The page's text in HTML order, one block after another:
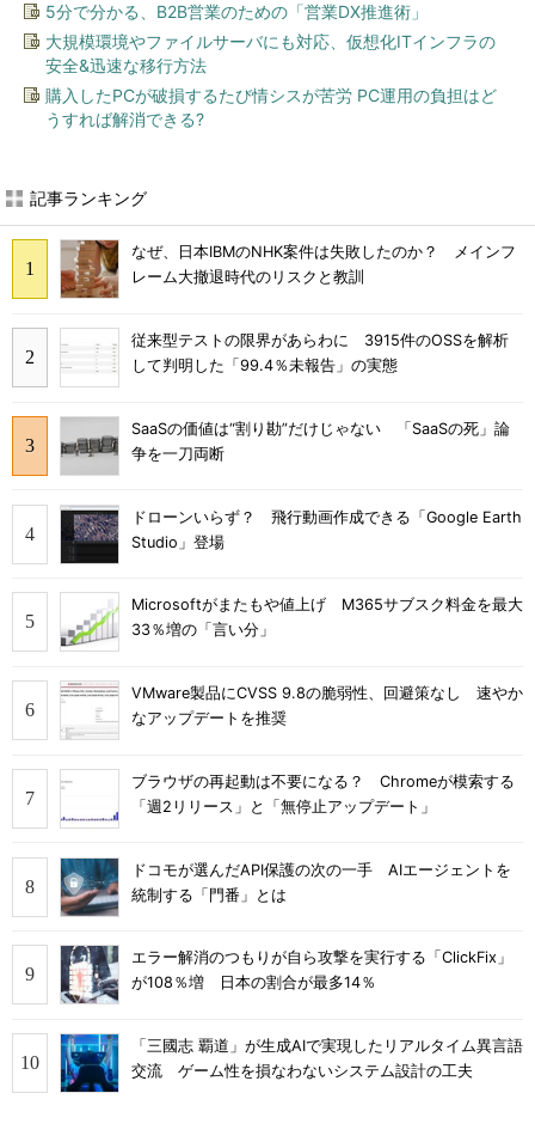
5分で分かる、B2B営業のための「営業DX推進術」
大規模環境やファイルサーバにも対応、仮想化ITインフラの
安全&迅速な移行方法
購入したPCが破損するたび情シスが苦労 PC運用の負担はど
うすれば解消できる?
記事ランキング
なぜ、日本IBMのNHK案件は失敗したのか？ メインフ
レーム大撤退時代のリスクと教訓
従来型テストの限界があらわに 3915件のOSSを解析
して判明した「99.4％未報告」の実態
SaaSの価値は“割り勘”だけじゃない 「SaaSの死」論
争を一刀両断
ドローンいらず？ 飛行動画作成できる「Google Earth
Studio」登場
Microsoftがまたもや値上げ M365サブスク料金を最大
33％増の「言い分」
VMware製品にCVSS 9.8の脆弱性、回避策なし 速やか
なアップデートを推奨
ブラウザの再起動は不要になる？ Chromeが模索する
「週2リリース」と「無停止アップデート」
ドコモが選んだAPI保護の次の一手 AIエージェントを
統制する「門番」とは
エラー解消のつもりが自ら攻撃を実行する「ClickFix」
が108％増 日本の割合が最多14％
「三國志 覇道」が生成AIで実現したリアルタイム異言語
交流 ゲーム性を損なわないシステム設計の工夫